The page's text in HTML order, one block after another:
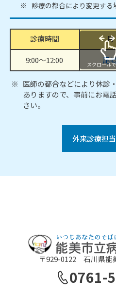
診療の都合により変更する
診療時間 月
9:00～12:00 尾
スクロール
医師の都合などにより休診
ありますので、事前にお電
さい。
外来診療担
〒929-0122 石川県能
0761-